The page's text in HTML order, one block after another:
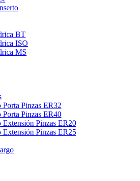
BT
ISO
MS
Porta Pinzas ER32
Porta Pinzas ER40
Extensión Pinzas ER20
Extensión Pinzas ER25